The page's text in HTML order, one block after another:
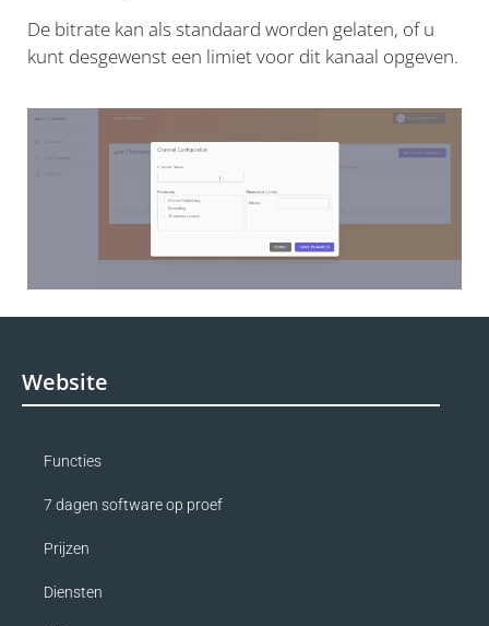
De bitrate kan als standaard worden gelaten, of u
kunt desgewenst een limiet voor dit kanaal opgeven.
Website
Functies
7 dagen software op proef
Prijzen
Diensten